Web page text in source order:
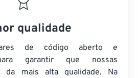
qualidade
de código aberto e
garantir que nossas
da mais alta qualidade. Na